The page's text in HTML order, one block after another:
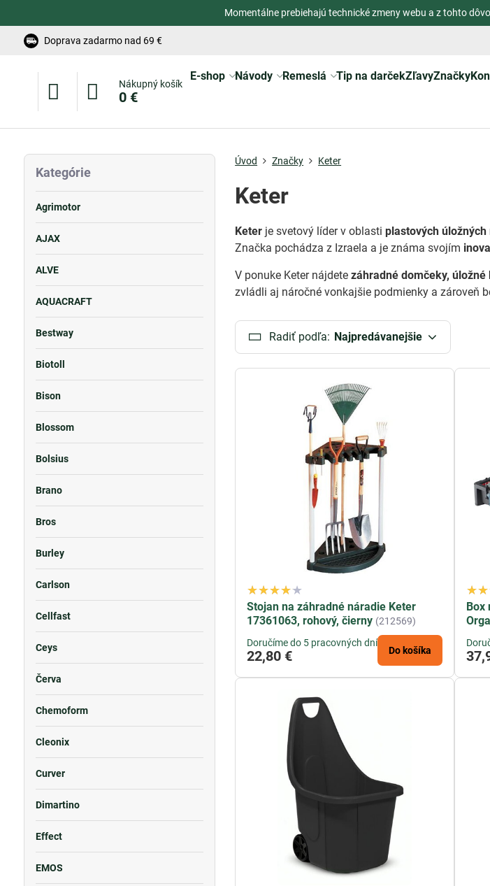
Momentálne prebiehajú technické zmeny webu a z tohto
Doprava zadarmo nad 69 €
Nákupný košík
0 €
E-shop Návody Remeslá Tip na darčekZľavyZnačky
Úvod Značky Keter
Keter
Keter je svetový líder v oblastiplastových
Značka pochádza z Izraela a je známa svojím
V ponuke Keter nájdetezáhradné domčeky,
zvládli aj náročné vonkajšie podmienky a zároveň
Radiť podľa: Najpredávanejšie
Stojan na záhradné náradie Keter
17361063, rohový, čierny (212569)
Doručíme do 5 pracovných dní
22,80 € Do košíka
Box
Kategórie
Agrimotor
AJAX
ALVE
AQUACRAFT
Bestway
Biotoll
Bison
Blossom
Bolsius
Brano
Bros
Burley
Carlson
Cellfast
Ceys
Červa
Chemoform
Cleonix
Curver
Dimartino
Effect
EMOS